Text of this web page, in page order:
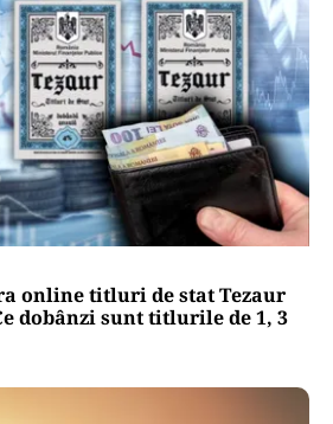
online titluri de stat Tezaur
dobânzi sunt titlurile de 1, 3